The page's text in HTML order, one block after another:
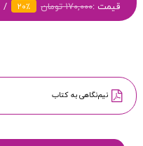
قیمت :۱۷۰,۰۰۰ تومان ۲۰٪
نیم‌نگاهی به کتاب